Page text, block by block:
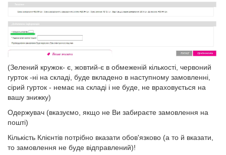
(Зелений кружок- є, жовтий-є в обмеженій кількості, червоний
гурток -ні на складі, буде вкладено в наступному замовленні,
сірий гурток - немає на складі і не буде, не враховується на
вашу знижку)
Одержувач (вказуємо, якщо не Ви забираєте замовлення на
пошті)
Кількість Клієнтів потрібно вказати обов'язково (а то й вказати,
то замовлення не буде відправлений)!